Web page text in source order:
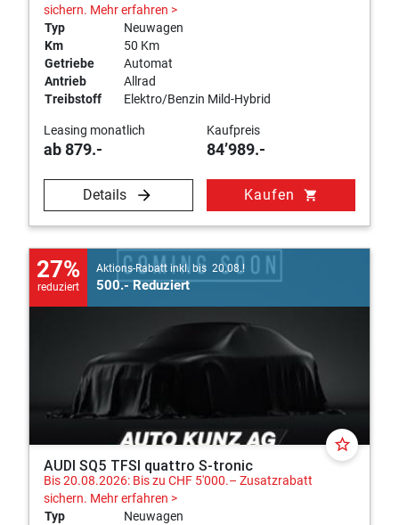
sichern. Mehr erfahren >
Typ
Neuwagen
Km
50 Km
Getriebe
Automat
Antrieb
Allrad
Treibstoff
Elektro/Benzin Mild-Hybrid
Leasing monatlich
ab 879.-
Kaufpreis
84’989.-
Details Kaufen shopping_cart
27%
reduziert
Aktions-Rabatt inkl. bis 20.08.!
500.- Reduziert
star_border
AUDI SQ5 TFSI quattro S-tronic
Bis 20.08.2026: Bis zu CHF 5'000.– Zusatzrabatt
sichern. Mehr erfahren >
Typ
Neuwagen